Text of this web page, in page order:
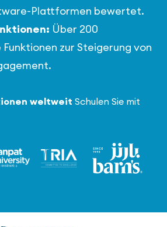
Plattformen bewertet.
Über 200
zur Steigerung von
weltweit Schulen Sie mit